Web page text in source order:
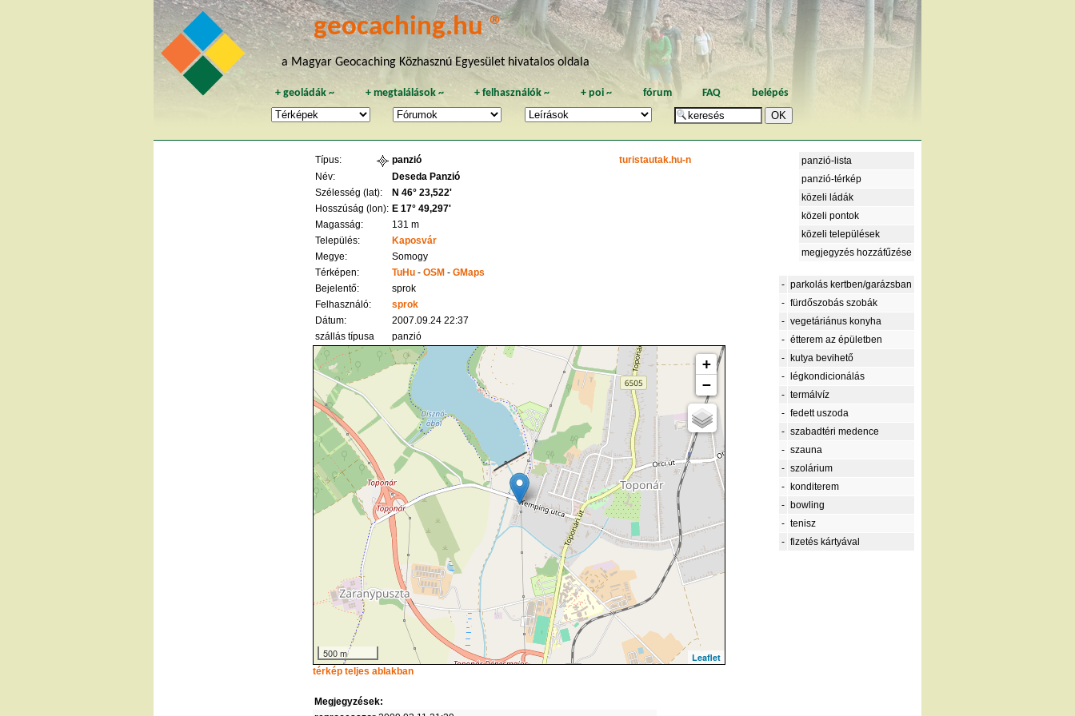
geocaching.hu ®
a Magyar Geocaching Közhasznú Egyesület hivatalos oldala
+geoládák ~ + megtalálások~ +felhasználók ~ + poi~ fórum FAQ belépés
Típus: panzió
turistautak.hu-n
Név:
Deseda Panzió
Szélesség (lat):
N 46° 23,522'
Hosszúság (lon): E 17° 49,297'
Magasság:
131 m
Település:
Kaposvár
Megye:
Somogy
Térképen:
TuHu - OSM - GMaps
Bejelentő:
sprok
Felhasználó:
sprok
Dátum:
2007.09.24 22:37
szállás típusa
panzió
+
−
500 m Leaflet
térkép teljes ablakban
panzió-lista
panzió-térkép
közeli ládák
közeli pontok
közeli települések
megjegyzés hozzáfűzése
- parkolás kertben/garázsban
- fürdőszobás szobák
- vegetáriánus konyha
- étterem az épületben
-
kutya bevihető
-
légkondicionálás
- termálvíz
- fedett uszoda
- szabadtéri medence
- szauna
- szolárium
-
konditerem
- bowling
- tenisz
- fizetés kártyával
Megjegyzések: